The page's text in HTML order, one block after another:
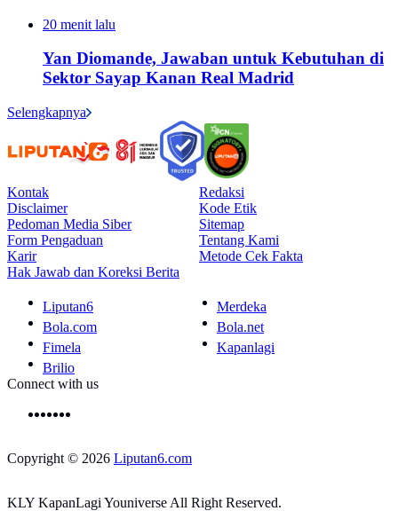
20 menit lalu
Yan Diomande, Jawaban untuk Kebutuhan di
Sektor Sayap Kanan Real Madrid
Selengkapnya
Kontak
Redaksi
Disclaimer
Kode Etik
Pedoman Media Siber
Sitemap
Form Pengaduan
Tentang Kami
Karir
Metode Cek Fakta
Hak Jawab dan Koreksi Berita
Liputan6
Merdeka
Bola.com
Bola.net
Fimela
Kapanlagi
Brilio
Connect with us
Copyright © 2026 Liputan6.com
KLY KapanLagi Youniverse All Right Reserved.